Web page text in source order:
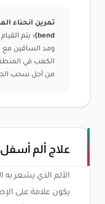
bend):
يتم
ومد الساقين
الكعب في
من أجل سحب
علاج ألم أسفل
الألم الذي يشعر به
يكون علامة على